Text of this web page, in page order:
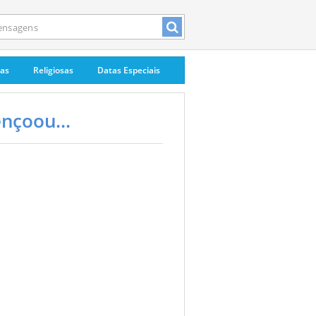
Religiosas Datas Especiais